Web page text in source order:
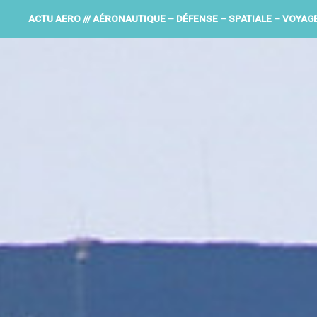
ACTU AERO /// AÉRONAUTIQUE – DÉFENSE – SPATIALE –